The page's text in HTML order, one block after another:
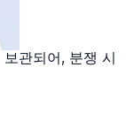
관되어, 분쟁 시